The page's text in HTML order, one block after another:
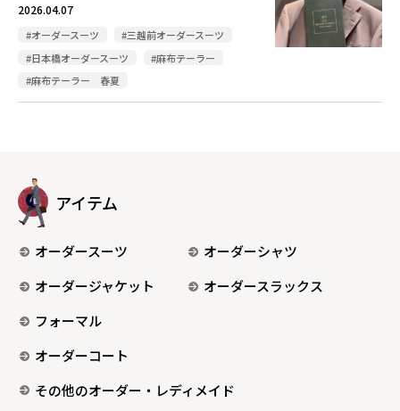
2026.04.07
#オーダースーツ
#三越前オーダースーツ
#日本橋オーダースーツ
#麻布テーラー
#麻布テーラー 春夏
アイテム
オーダースーツ
オーダーシャツ
オーダージャケット
オーダースラックス
フォーマル
オーダーコート
その他のオーダー・レディメイド